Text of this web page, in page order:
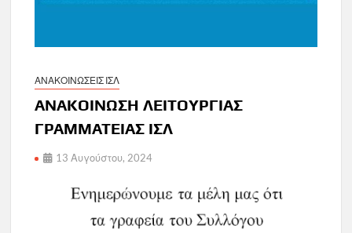
ΑΝΑΚΟΙΝΩΣΕΙΣ ΙΣΛ
ΑΝΑΚΟΙΝΩΣΗ ΛΕΙΤΟΥΡΓΙΑΣ
ΓΡΑΜΜΑΤΕΙΑΣ ΙΣΛ
13 Αυγούστου, 2024